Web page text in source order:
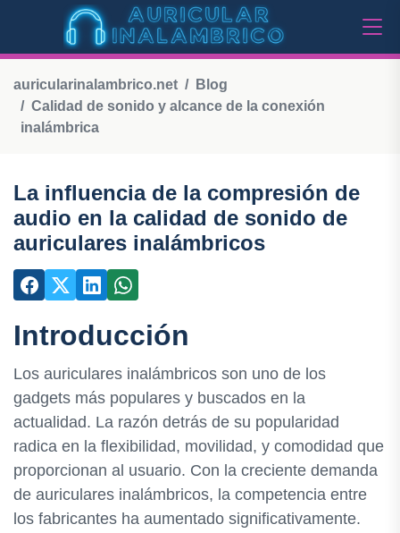
auricularinalambrico.net
Blog
Calidad de sonido y alcance de la conexión
inalámbrica
La influencia de la compresión de
audio en la calidad de sonido de
auriculares inalámbricos
Introducción
Los auriculares inalámbricos son uno de los
gadgets más populares y buscados en la
actualidad. La razón detrás de su popularidad
radica en la flexibilidad, movilidad, y comodidad que
proporcionan al usuario. Con la creciente demanda
de auriculares inalámbricos, la competencia entre
los fabricantes ha aumentado significativamente.